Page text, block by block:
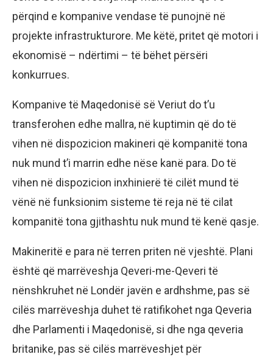
përqind e kompanive vendase të punojnë në
projekte infrastrukturore. Me këtë, pritet që motori i
ekonomisë – ndërtimi – të bëhet përsëri
konkurrues.
Kompanive të Maqedonisë së Veriut do t’u
transferohen edhe mallra, në kuptimin që do të
vihen në dispozicion makineri që kompanitë tona
nuk mund t’i marrin edhe nëse kanë para. Do të
vihen në dispozicion inxhinierë të cilët mund të
vënë në funksionim sisteme të reja në të cilat
kompanitë tona gjithashtu nuk mund të kenë qasje.
Makineritë e para në terren priten në vjeshtë. Plani
është që marrëveshja Qeveri-me-Qeveri të
nënshkruhet në Londër javën e ardhshme, pas së
cilës marrëveshja duhet të ratifikohet nga Qeveria
dhe Parlamenti i Maqedonisë, si dhe nga qeveria
britanike, pas së cilës marrëveshjet për